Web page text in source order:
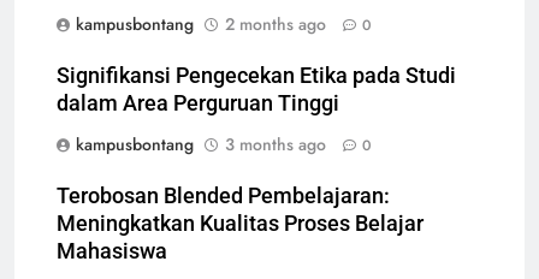
kampusbontang
2 months ago 0
Signifikansi Pengecekan Etika pada Studi
dalam Area Perguruan Tinggi
kampusbontang
3 months ago 0
Terobosan Blended Pembelajaran:
Meningkatkan Kualitas Proses Belajar
Mahasiswa